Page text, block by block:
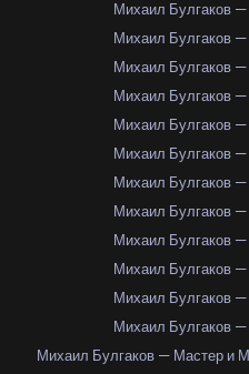
Михаил Булгаков
Михаил Булгаков
Михаил Булгаков
Михаил Булгаков
Михаил Булгаков
Михаил Булгаков
Михаил Булгаков
Михаил Булгаков
Михаил Булгаков
Михаил Булгаков
Михаил Булгаков
Михаил Булгаков
Михаил Булгаков — Мастер и